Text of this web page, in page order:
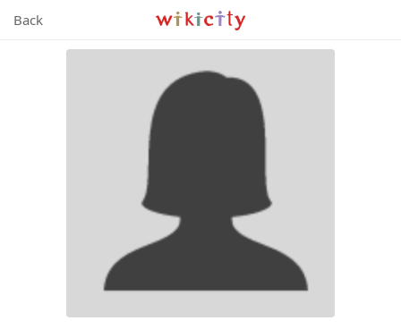
Wikicity
Back